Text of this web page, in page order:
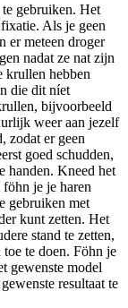
te gebruiken. Het
Als je geen
er meteen droger
nadat ze nat zijn
krullen hebben
die dit níet
bijvoorbeeld
weer aan jezelf
zodat er geen
goed schudden,
handen. Kneed het
je je haren
gebruiken met
kunt zetten. Het
stand te zetten,
te doen. Föhn je
gewenste model
resultaat te